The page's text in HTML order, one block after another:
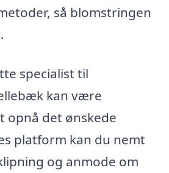
så blomstringen
specialist til
kan være
opnå det ønskede
platform kan du nemt
og anmode om